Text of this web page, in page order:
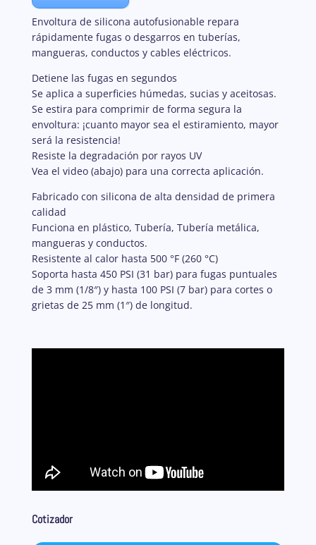
Envoltura de silicona autofusionable repara
rápidamente fugas o desgarros en tuberías,
mangueras, conductos y cables eléctricos.
Detiene las fugas en segundos
Se aplica a superficies húmedas, sucias y aceitosas.
Se estira para comprimir de forma segura la
envoltura: ¡cuanto mayor sea el estiramiento, mayor
será la resistencia!
Resiste la degradación por rayos UV
Vea el video (abajo) para una correcta aplicación.
Fabricado con silicona de alta densidad de primera
calidad
Funciona en plástico, Tubería, Tubería metálica,
mangueras y conductos.
Resistente al calor hasta 500 °F (260 °C)
Soporta hasta 450 PSI (31 bar) para fugas puntuales
de 3 mm (1/8″) y hasta 100 PSI (7 bar) para cortes o
grietas de 25 mm (1″) de longitud.
Cotizador